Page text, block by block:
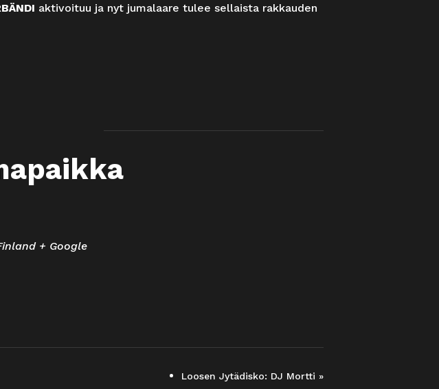
aktivoituu ja nyt jumalaare tulee sellaista rakkauden
+ Google
Loosen Jytädisko: DJ Mortti »